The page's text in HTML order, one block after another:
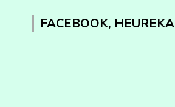
FACEBOOK, HEUREKA